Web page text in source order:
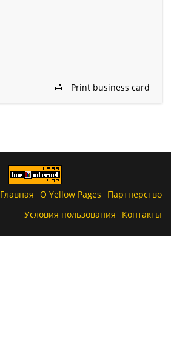
Print business card
Главная О Yellow Pages
Партнерство
Условия пользования
Контакты